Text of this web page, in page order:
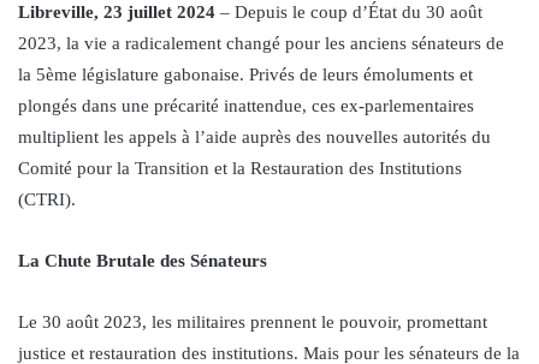
Libreville, 23 juillet 2024 – Depuis le coup d’État du 30 août
2023, la vie a radicalement changé pour les anciens sénateurs de
la 5ème législature gabonaise. Privés de leurs émoluments et
plongés dans une précarité inattendue, ces ex-parlementaires
multiplient les appels à l’aide auprès des nouvelles autorités du
Comité pour la Transition et la Restauration des Institutions
(CTRI).
La Chute Brutale des Sénateurs
Le 30 août 2023, les militaires prennent le pouvoir, promettant
justice et restauration des institutions. Mais pour les sénateurs de la